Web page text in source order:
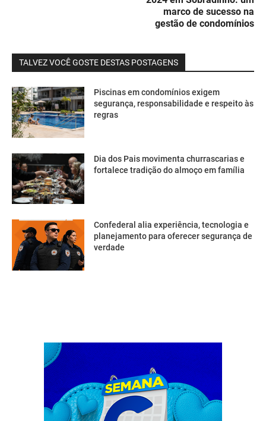
marco de sucesso na
gestão de condomínios
TALVEZ VOCÊ GOSTE DESTAS POSTAGENS
Piscinas em condomínios exigem
segurança, responsabilidade e respeito às
regras
Dia dos Pais movimenta churrascarias e
fortalece tradição do almoço em família
Confederal alia experiência, tecnologia e
planejamento para oferecer segurança de
verdade